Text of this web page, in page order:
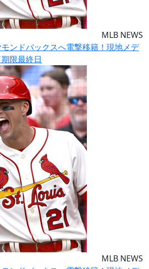
MLB NEWS
ンドバックスへ電撃移籍！現地メデ
限最終日
MLB NEWS